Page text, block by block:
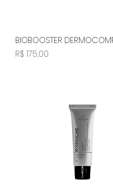
BIOBOOSTER
Preço
R$ 175,00